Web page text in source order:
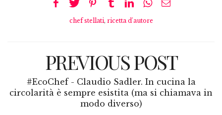
chef stellati, ricetta d'autore
PREVIOUS POST
#EcoChef - Claudio Sadler. In cucina la
circolarità è sempre esistita (ma si chiamava in
modo diverso)